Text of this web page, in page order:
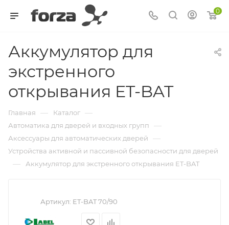
0
Аккумулятор для
экстренного
открывания ET-BAT
Главная — Каталог —
Автоматика для дверей и входных групп —
Аксессуары для автоматических дверей —
Устройства активной и пассивной безопасности для дверей
— Аккумулятор для экстренного открывания ET-BAT
Артикул: ET-BAT 70/90